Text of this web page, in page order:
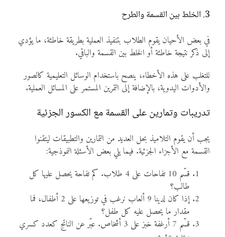
3. الخلط بين القسمة والطرح
في بعض الأحيان يقوم الطلاب بتنفيذ العملية بطريقة خاطئة، ما يؤدي
إلى ذكر نتيجة خاطئة أو الخلط بين القسمة والباقي.
للتغلب على هذه الأخطاء، ينصح باستخدام الوسائل التعليمية كالصور
والأدوات اليدوية، بالإضافة إلى التمرين المستمر على المسائل العملية.
تدريبات وتمارين على القسمة مع الكسور الجزئية
يجب أن يقوم التلاميذ بحل العديد من التمارين والتطبيقات ليتقنوا
القسمة مع الأجزاء الجزئية. فيما يلي بعض الأسئلة النموذجية:
قسّم 10 تفاحات على 4 طلاب. كم تفاحة يحصل عليها كل
طالب؟
إذا كان لدينا 9 ألعاب نرغب في توزيعها على 2 أطفال، فما
مقدار ما يحصل عليه كل طفل؟
قسّم 7 أرغفة خبز على 3 أشخاص. عبّر عن الناتج كعدد كسري